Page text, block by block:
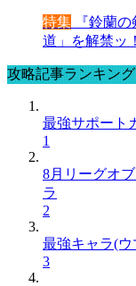
特集 『鈴蘭
道」を解禁ッ
攻略記事ランキング
最強サポート
1
8月リーグオ
ラ
2
最強キャラ(
3